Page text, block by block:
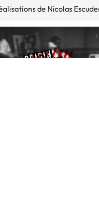
de Nicolas